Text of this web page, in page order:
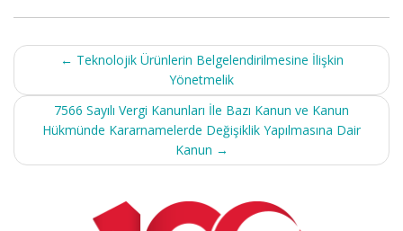
Post
navigation
← Teknolojik Ürünlerin Belgelendirilmesine İlişkin
Yönetmelik
7566 Sayılı Vergi Kanunları İle Bazı Kanun ve Kanun
Hükmünde Kararnamelerde Değişiklik Yapılmasına Dair
Kanun →